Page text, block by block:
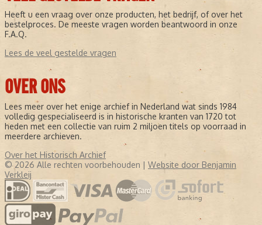
Heeft u een vraag over onze producten, het bedrijf, of over het
bestelproces. De meeste vragen worden beantwoord in onze
F.A.Q.
Lees de veel gestelde vragen
OVER ONS
Lees meer over het enige archief in Nederland wat sinds 1984
volledig gespecialiseerd is in historische kranten van 1720 tot
heden met een collectie van ruim 2 miljoen titels op voorraad in
meerdere archieven.
Over het Historisch Archief
© 2026 Alle rechten voorbehouden | Website door Benjamin
Verkleij